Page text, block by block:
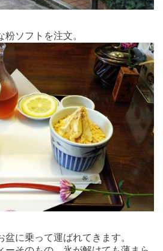
ソフトを注文。
に乗って運ばれてきます。